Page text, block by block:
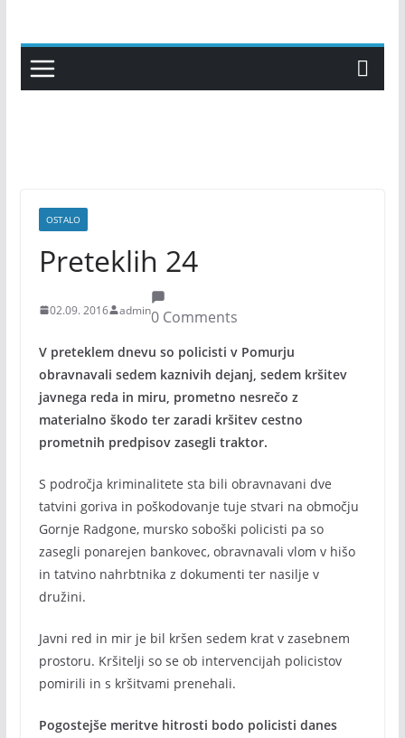
content
OSTALO
Preteklih 24
02.09. 2016 admin0 Comments
V preteklem dnevu so policisti v Pomurju
obravnavali sedem kaznivih dejanj, sedem kršitev
javnega reda in miru, prometno nesrečo z
materialno škodo ter zaradi kršitev cestno
prometnih predpisov zasegli traktor.
S področja kriminalitete sta bili obravnavani dve
tatvini goriva in poškodovanje tuje stvari na območju
Gornje Radgone, mursko soboški policisti pa so
zasegli ponarejen bankovec, obravnavali vlom v hišo
in tatvino nahrbtnika z dokumenti ter nasilje v
družini.
Javni red in mir je bil kršen sedem krat v zasebnem
prostoru. Kršitelji so se ob intervencijah policistov
pomirili in s kršitvami prenehali.
Pogostejše meritve hitrosti bodo policisti danes